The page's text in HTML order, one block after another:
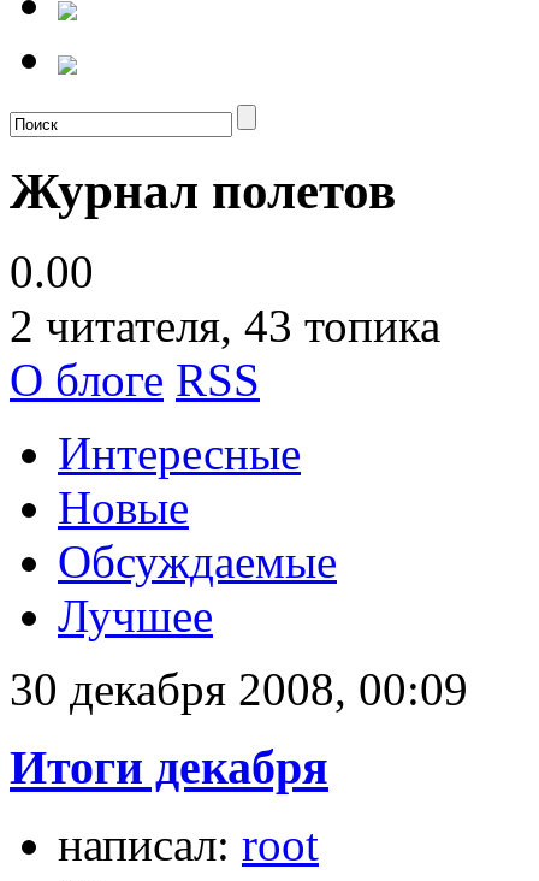
Журнал полетов
0.00
2 читателя, 43 топика
О блоге RSS
Интересные
Новые
Обсуждаемые
Лучшее
30 декабря 2008, 00:09
Итоги декабря
написал: root